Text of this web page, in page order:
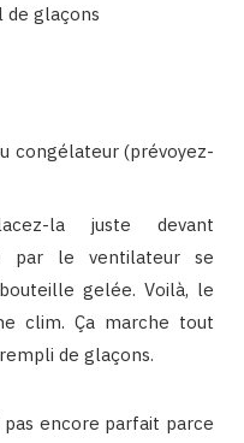
de glaçons
congélateur (prévoyez-
la juste devant
par le ventilateur se
gelée. Voilà, le
clim. Ça marche tout
de glaçons.
pas encore parfait parce